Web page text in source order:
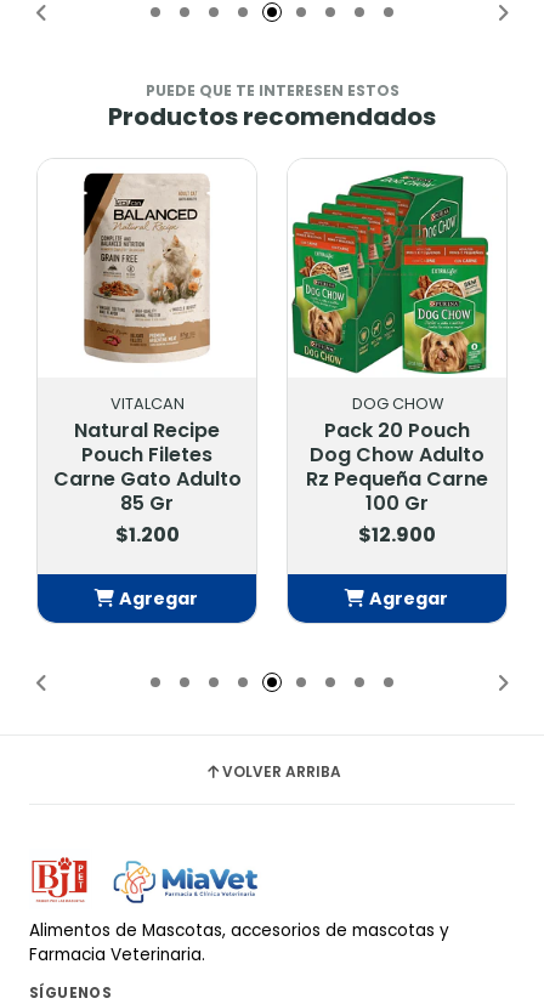
PUEDE QUE TE INTERESEN ESTOS
Productos recomendados
VITALCAN
Natural Recipe
Pouch Filetes
Carne Gato Adulto
85 Gr
$1.200
Agregar
DOG CHOW
Pack 20 Pouch
Dog Chow Adulto
Rz Pequeña Carne
100 Gr
$12.900
Agregar
VOLVER ARRIBA
Alimentos de Mascotas, accesorios de mascotas y
Farmacia Veterinaria.
SÍGUENOS